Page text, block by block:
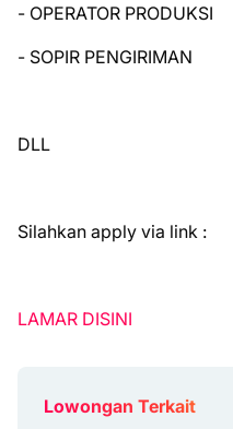
- OPERATOR PRODUKSI
- SOPIR PENGIRIMAN
DLL
Silahkan apply via link :
LAMAR DISINI
Lowongan Terkait